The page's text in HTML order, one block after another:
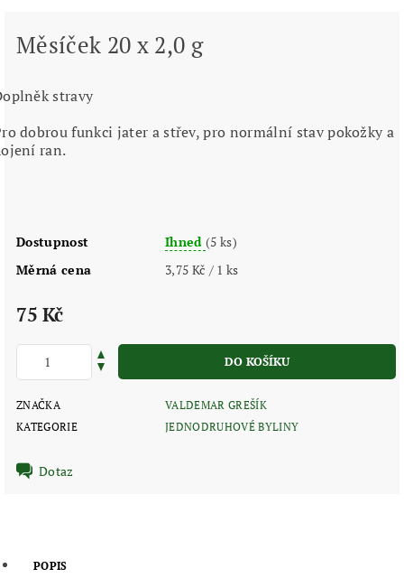
Měsíček 20 x 2,0 g
stravy
dobrou funkci jater a střev, pro normální stav pokožky a
ran.
Dostupnost Ihned(5 ks)
Měrná cena
3,75 Kč / 1 ks
75 Kč
ZNAČKA
VALDEMAR GREŠÍK
KATEGORIE
JEDNODRUHOVÉ BYLINY
Dotaz
POPIS